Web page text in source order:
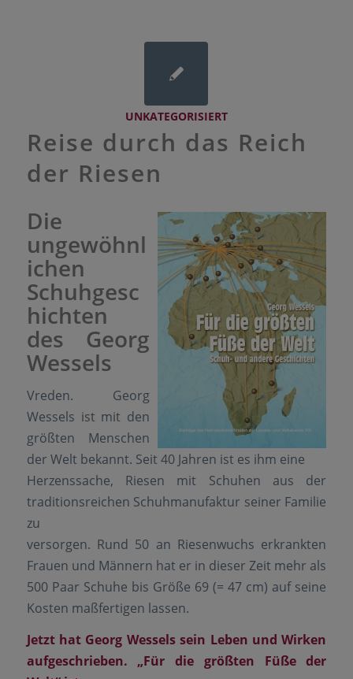
UNKATEGORISIERT
Reise durch das Reich
der Riesen
Die
ungewöhnl
ichen
Schuhgesc
hichten
des Georg
Wessels
Vreden. Georg
Wessels ist mit den
größten Menschen
der Welt bekannt. Seit 40 Jahren ist es ihm eine
Herzenssache, Riesen mit Schuhen aus der
traditionsreichen Schuhmanufaktur seiner Familie
zu
versorgen. Rund 50 an Riesenwuchs erkrankten
Frauen und Männern hat er in dieser Zeit mehr als
500 Paar Schuhe bis Größe 69 (= 47 cm) auf seine
Kosten maßfertigen lassen.
Jetzt hat Georg Wessels sein Leben und Wirken
aufgeschrieben. „Für die größten Füße der